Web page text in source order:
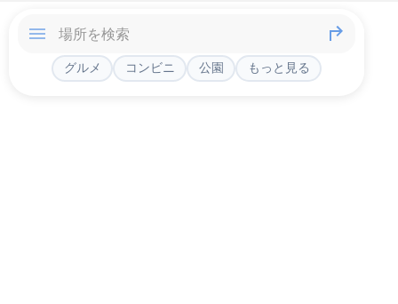
グルメ コンビニ 公園 もっと見る